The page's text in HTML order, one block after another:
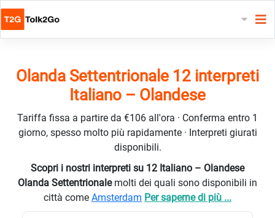
Olanda Settentrionale 12 interpreti
Italiano – Olandese
Tariffa fissa a partire da €106 all'ora · Conferma entro 1
giorno, spesso molto più rapidamente · Interpreti giurati
disponibili.
Scopri i nostri interpreti su 12 Italiano – Olandese
Olanda Settentrionale molti dei quali sono disponibili in
città come Amsterdam Per saperne di più ...